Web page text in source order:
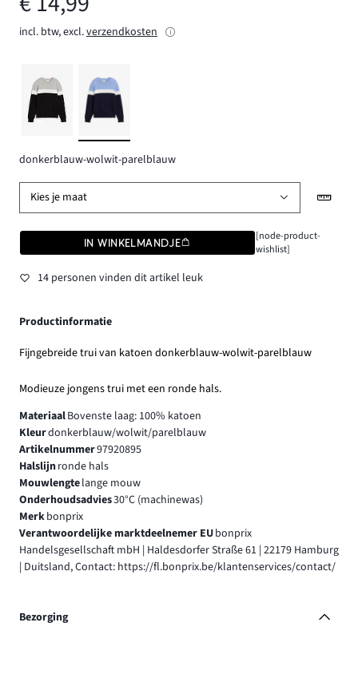
incl. btw, excl.verzendkosten
donkerblauw-wolwit-parelblauw
Kies je maat
IN WINKELMANDJE
[node-product-
wishlist]
14 personen vinden dit artikel leuk
Productinformatie
Fijngebreide trui van katoen donkerblauw-wolwit-parelblauw
Modieuze jongens trui met een ronde hals.
MateriaalBovenste laag: 100% katoen
Kleurdonkerblauw/wolwit/parelblauw
Artikelnummer97920895
Halslijnronde hals
Mouwlengtelange mouw
Onderhoudsadvies30°C (machinewas)
Merkbonprix
Verantwoordelijke marktdeelnemer EUbonprix
Handelsgesellschaft mbH | Haldesdorfer Straße 61 | 22179 Hamburg
| Duitsland, Contact: https://fl.bonprix.be/klantenservices/contact/
Bezorging